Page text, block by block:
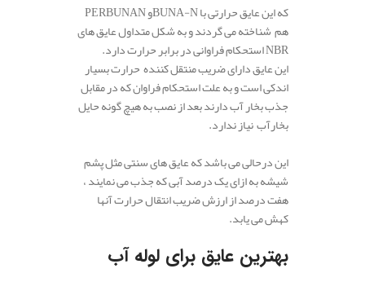
که این عایق حرارتی با BUNA-Nو PERBUNAN
هم شناخته می گردند و به شکل متداول عایق های
NBR استحکام فراوانی در برابر حرارت دارد.
این عایق دارای ضریب منتقل کننده حرارت بسیار
اندکی است و به علت استحکام فراوان که در مقابل
جذب بخار آب دارند بعد از نصب به هیچ گونه حایل
بخارآب نیاز ندارد.
این درحالی می باشد که عایق های سنتی مثل پشم
شیشه به ازای یک درصد آبی که جذب می نمایند ،
هفت درصد از ارزش ضریب انتقال حرارت آنها
کهش می یابد.
بهترین عایق برای لوله آب